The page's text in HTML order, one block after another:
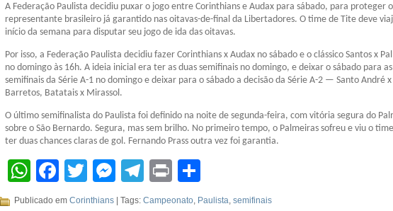
A Federação Paulista decidiu puxar o jogo entre Corinthians e Audax para sábado, para proteger o
representante brasileiro já garantido nas oitavas-de-final da Libertadores. O time de Tite deve
início da semana para disputar seu jogo de ida das oitavas.
Por isso, a Federação Paulista decidiu fazer Corinthians x Audax no sábado e o clássico Santos x
no domingo às 16h. A ideia inicial era ter as duas semifinais no domingo, e deixar o sábado para
semifinais da Série A-1 no domingo e deixar para o sábado a decisão da Série A-2 — Santo André x
Barretos, Batatais x Mirassol.
O último semifinalista do Paulista foi definido na noite de segunda-feira, com vitória segura do
sobre o São Bernardo. Segura, mas sem brilho. No primeiro tempo, o Palmeiras sofreu e viu o
ter duas chances claras de gol. Fernando Prass outra vez foi garantia.
WhatsApp
Facebook
Twitter
Messenger
Telegram
Print
Publicado em Corinthians | Tags: Campeonato Paulista semifinais